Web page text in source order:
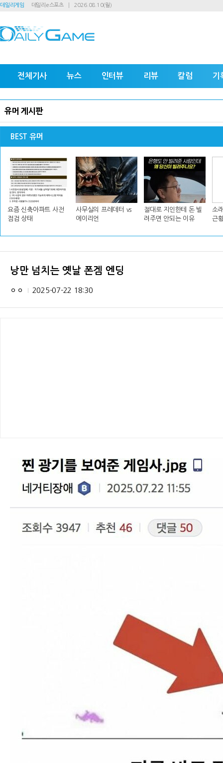
데일리게임 데일리e스포츠 2026.08.10(월)
전체기사 뉴스 인터뷰 리뷰 칼럼 기
유머 게시판
BEST 유머
요즘 신축아파트 사전
점검 상태
사무실의 프레데터 vs
에이리언
절대로 지인한테 돈 빌
려주면 안되는 이유
소
근
낭만 넘치는 옛날 폰겜 엔딩
ㅇㅇ 2025-07-22 18:30